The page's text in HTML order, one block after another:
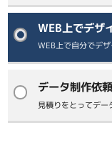
WEB上でデザ
WEB上で自分でデ
データ制作依
見積りをとってデー